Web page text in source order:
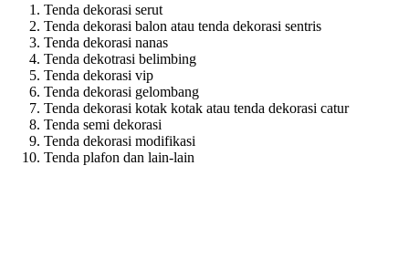
Tenda dekorasi serut
Tenda dekorasi balon atau tenda dekorasi sentris
Tenda dekorasi nanas
Tenda dekotrasi belimbing
Tenda dekorasi vip
Tenda dekorasi gelombang
Tenda dekorasi kotak kotak atau tenda dekorasi catur
Tenda semi dekorasi
Tenda dekorasi modifikasi
Tenda plafon dan lain-lain